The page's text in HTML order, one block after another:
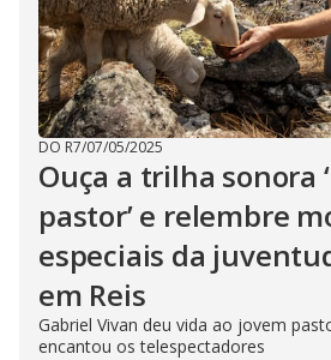
DO R7/07/05/2025
Ouça a trilha sonora
pastor’ e relembre
especiais da
em Reis
Gabriel Vivan deu vida ao jovem
encantou os telespectadores